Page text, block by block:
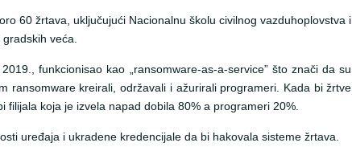
60 žrtava, uključujući Nacionalnu školu civilnog vazduhoplovstva i
veća.
funkcionisao kao „ransomware-as-a-service” što znači da su
ransomware kreirali, održavali i ažurirali programeri. Kada bi žrtve
filijala koja je izvela napad dobila 80% a programeri 20%.
uređaja i ukradene kredencijale da bi hakovala sisteme žrtava.